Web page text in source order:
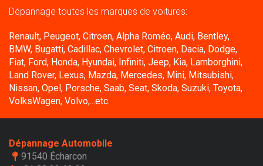
Dépannage toutes les marques de voitures:
Renault, Peugeot, Citroen, Alpha Roméo, Audi, Bentley,
BMW, Bugatti, Cadillac, Chevrolet, Citroen, Dacia, Dodge,
Fiat, Ford, Honda, Hyundai, Infiniti, Jeep, Kia, Lamborghini,
Land Rover, Lexus, Mazda, Mercedes, Mini, Mitsubishi,
Nissan, Opel, Porsche, Saab, Seat, Skoda, Suzuki, Toyota,
VolksWagen, Volvo,...etc.
Dépannage Automobile
91540 Écharcon